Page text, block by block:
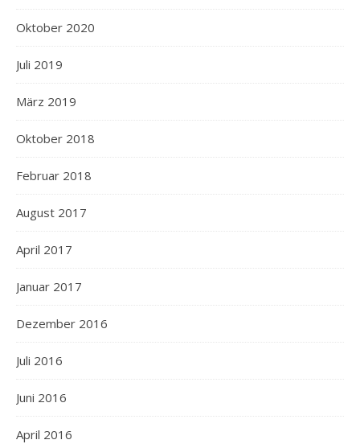
Oktober 2020
Juli 2019
März 2019
Oktober 2018
Februar 2018
August 2017
April 2017
Januar 2017
Dezember 2016
Juli 2016
Juni 2016
April 2016